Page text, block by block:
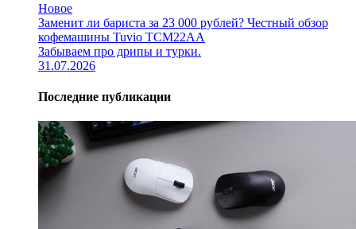
Новое
Заменит ли бариста за 23 000 рублей? Честный обзор
кофемашины Tuvio TCM22AA
Забываем про дрипы и турки.
31.07.2026
Последние публикации